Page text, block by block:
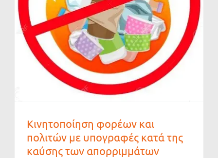
Κινητοποίηση φορέων και
πολιτών με υπογραφές κατά της
καύσης των απορριμμάτων